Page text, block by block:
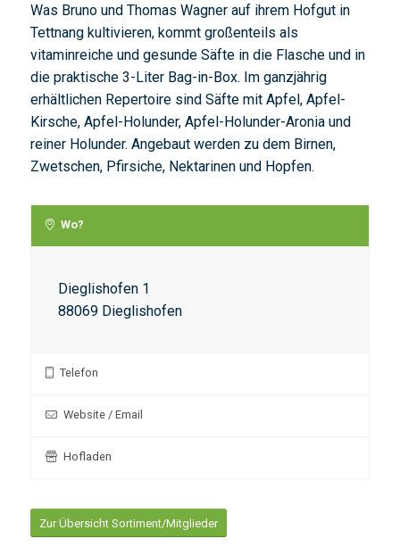
Was Bruno und Thomas Wagner auf ihrem Hofgut in
Tettnang kultivieren, kommt großenteils als
vitaminreiche und gesunde Säfte in die Flasche und in
die praktische 3-Liter Bag-in-Box. Im ganzjährig
erhältlichen Repertoire sind Säfte mit Apfel, Apfel-
Kirsche, Apfel-Holunder, Apfel-Holunder-Aronia und
reiner Holunder. Angebaut werden zu dem Birnen,
Zwetschen, Pfirsiche, Nektarinen und Hopfen.
Wo?
Dieglishofen 1
88069 Dieglishofen
Telefon
Website / Email
Hofladen
Zur Übersicht Sortiment/Mitglieder